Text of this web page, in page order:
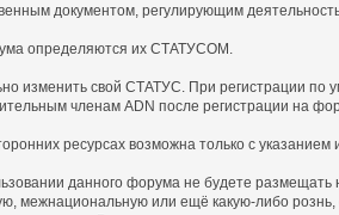
документом, регулирующим
определяются их СТАТУСОМ.
изменить свой СТАТУС. При регистрации
членам ADN после регистрации на
ресурсах возможна только с указанием
данного форума не будете
межнациональную или ещё какую-либо